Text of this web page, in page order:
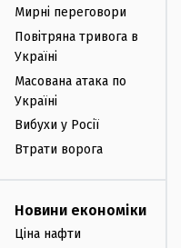
Мирні переговори
Повітряна тривога в
Україні
Масована атака по
Україні
Вибухи у Росії
Втрати ворога
Новини економіки
Ціна нафти